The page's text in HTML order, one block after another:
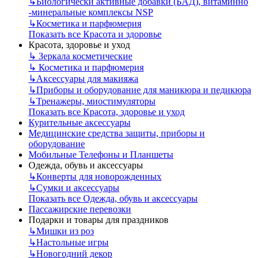
-минеральные комплексы NSP
↳Косметика и парфюмерия
Показать все Красота и здоровье
Красота, здоровье и уход
↳ Зеркала косметические
↳ Косметика и парфюмерия
↳Аксессуары для макияжа
↳Приборы и оборудование для маникюра и педикюра
↳Тренажеры, миостимуляторы
Показать все Красота, здоровье и уход
Курительные аксессуары
Медицинские средства защиты, приборы и
оборудование
Мобильные Телефоны и Планшеты
Одежда, обувь и аксессуары
↳Конверты для новорожденных
↳Сумки и аксессуары
Показать все Одежда, обувь и аксессуары
Пассажирские перевозки
Подарки и товары для праздников
↳Мишки из роз
↳Настольные игры
↳Новогодний декор